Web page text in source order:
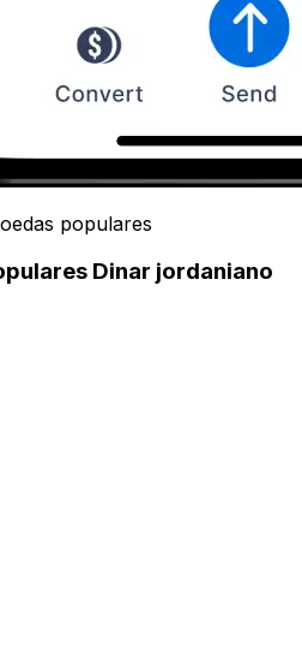
populares
Dinar jordaniano